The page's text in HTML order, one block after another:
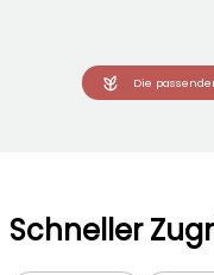
Die
Schneller